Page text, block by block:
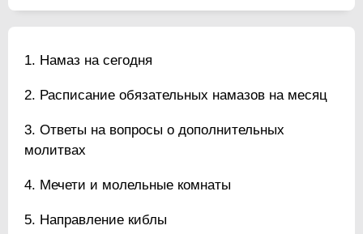
Намаз на сегодня
Расписание обязательных намазов на месяц
Ответы на вопросы о дополнительных
молитвах
Мечети и молельные комнаты
Направление киблы